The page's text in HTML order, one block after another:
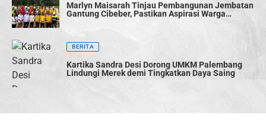
Marlyn Maisarah Tinjau Pembangunan Jembatan
Gantung Cibeber, Pastikan Aspirasi Warga
BERITA
Kartika Sandra Desi Dorong UMKM Palembang
Lindungi Merek demi Tingkatkan Daya Saing